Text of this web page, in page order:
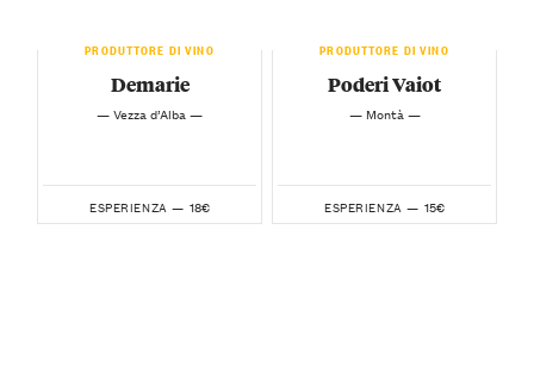
PRODUTTORE DI VINO
Demarie
— Vezza d’Alba —
ESPERIENZA — 18€
PRODUTTORE DI VINO
Poderi Vaiot
— Montà —
ESPERIENZA — 15€